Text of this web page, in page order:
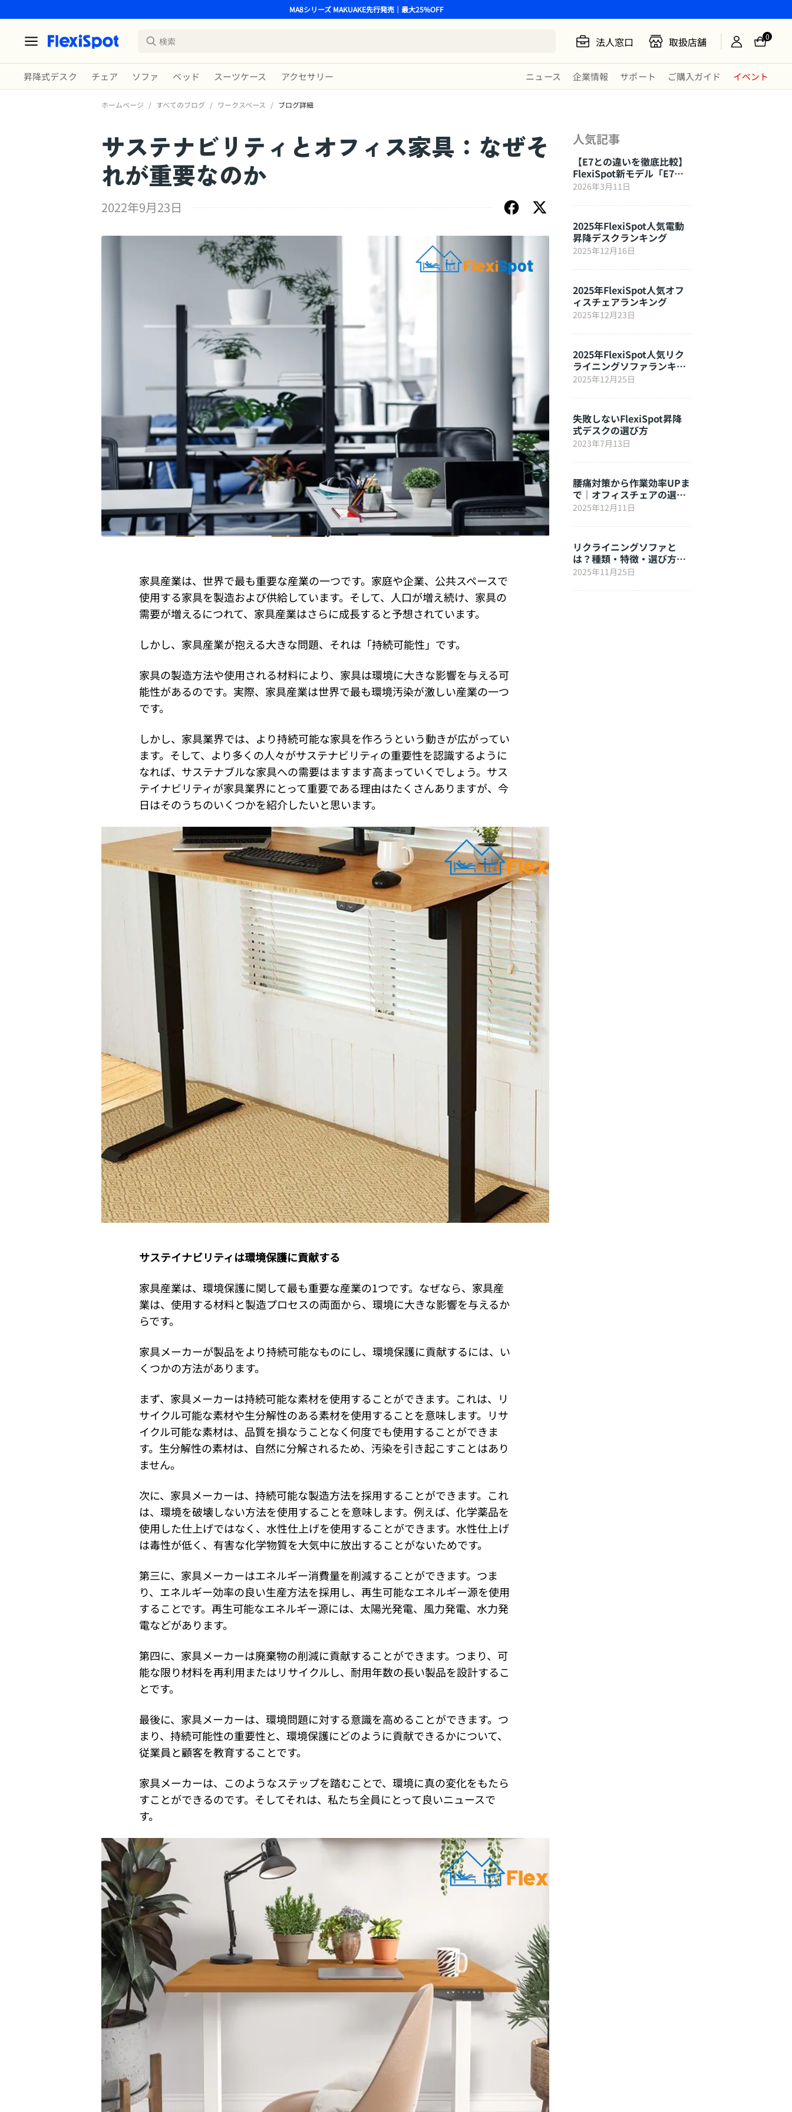
MA8シリーズ MAKUAKE先行発売｜最大25%OFF
法人窓口 取扱店舗 0
昇降式デスク チェア ソファ ベッド スーツケース アクセサリー ニュース 企業情報 サポート ご購入ガイド イベント
ホームページ / すべてのブログ / ワークスペース / ブログ詳細
サステナビリティとオフィス家具：なぜそ
れが重要なのか
2022年9月23日
家具産業は、世界で最も重要な産業の一つです。家庭や企業、公共スペースで
使用する家具を製造および供給しています。そして、人口が増え続け、家具の
需要が増えるにつれて、家具産業はさらに成長すると予想されています。
しかし、家具産業が抱える大きな問題、それは「持続可能性」です。
家具の製造方法や使用される材料により、家具は環境に大きな影響を与える可
能性があるのです。実際、家具産業は世界で最も環境汚染が激しい産業の一つ
です。
しかし、家具業界では、より持続可能な家具を作ろうという動きが広がってい
ます。そして、より多くの人々がサステナビリティの重要性を認識するように
なれば、サステナブルな家具への需要はますます高まっていくでしょう。サス
テイナビリティが家具業界にとって重要である理由はたくさんありますが、今
日はそのうちのいくつかを紹介したいと思います。
サステイナビリティは環境保護に貢献する
家具産業は、環境保護に関して最も重要な産業の1つです。なぜなら、家具産
業は、使用する材料と製造プロセスの両面から、環境に大きな影響を与えるか
らです。
家具メーカーが製品をより持続可能なものにし、環境保護に貢献するには、い
くつかの方法があります。
まず、家具メーカーは持続可能な素材を使用することができます。これは、リ
サイクル可能な素材や生分解性のある素材を使用することを意味します。リサ
イクル可能な素材は、品質を損なうことなく何度でも使用することができま
す。生分解性の素材は、自然に分解されるため、汚染を引き起こすことはあり
ません。
次に、家具メーカーは、持続可能な製造方法を採用することができます。これ
は、環境を破壊しない方法を使用することを意味します。例えば、化学薬品を
使用した仕上げではなく、水性仕上げを使用することができます。水性仕上げ
は毒性が低く、有害な化学物質を大気中に放出することがないためです。
第三に、家具メーカーはエネルギー消費量を削減することができます。つま
り、エネルギー効率の良い生産方法を採用し、再生可能なエネルギー源を使用
することです。再生可能なエネルギー源には、太陽光発電、風力発電、水力発
電などがあります。
第四に、家具メーカーは廃棄物の削減に貢献することができます。つまり、可
能な限り材料を再利用またはリサイクルし、耐用年数の長い製品を設計するこ
とです。
最後に、家具メーカーは、環境問題に対する意識を高めることができます。つ
まり、持続可能性の重要性と、環境保護にどのように貢献できるかについて、
従業員と顧客を教育することです。
家具メーカーは、このようなステップを踏むことで、環境に真の変化をもたら
すことができるのです。そしてそれは、私たち全員にとって良いニュースで
す。
人気記事
【E7との違いを徹底比較】
FlexiSpot新モデル「E7
Click」はここが進化した
2026年3月11日
2025年FlexiSpot人気電動
昇降デスクランキング
2025年12月16日
2025年FlexiSpot人気オフ
ィスチェアランキング
2025年12月23日
2025年FlexiSpot人気リク
ライニングソファランキン
グ
2025年12月25日
失敗しないFlexiSpot昇降
式デスクの選び方
2023年7月13日
腰痛対策から作業効率UPま
で｜オフィスチェアの選び
方完全ガイド
2025年12月11日
リクライニングソファと
は？種類・特徴・選び方を
徹底解説
2025年11月25日